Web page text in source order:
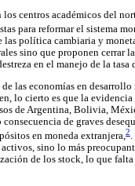
los centros académicos del
para reformar el sistema
las política cambiaria y
sino que proponen cerrar
en el manejo de la
las economías en
lo cierto es que la
de Argentina, Bolivia,
consecuencia de graves
en moneda extranjera,2
sino lo más
de los stock, lo que